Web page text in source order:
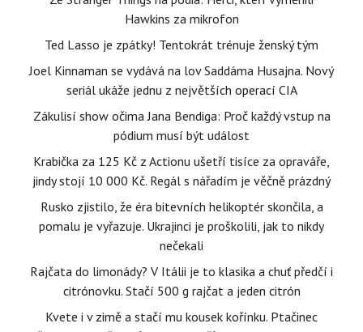
Hawkins za mikrofon
Ted Lasso je zpátky! Tentokrát trénuje ženský tým
Joel Kinnaman se vydává na lov Saddáma Husajna. Nový
seriál ukáže jednu z největších operací CIA
Zákulisí show očima Jana Bendiga: Proč každý vstup na
pódium musí být událost
Krabička za 125 Kč z Actionu ušetří tisíce za opraváře,
jindy stojí 10 000 Kč. Regál s nářadím je věčně prázdný
Rusko zjistilo, že éra bitevních helikoptér skončila, a
pomalu je vyřazuje. Ukrajinci je proškolili, jak to nikdy
nečekali
Rajčata do limonády? V Itálii je to klasika a chuť předčí i
citrónovku. Stačí 500 g rajčat a jeden citrón
Kvete i v zimě a stačí mu kousek kořínku. Ptačinec